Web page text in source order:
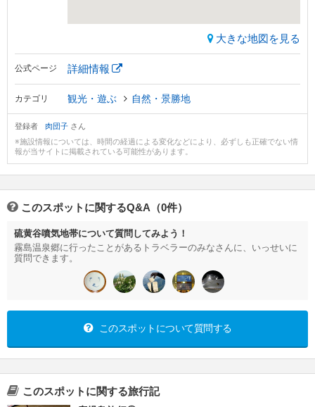
大きな地図を見る
公式ページ 詳細情報
カテゴリ 観光・遊ぶ 自然・景勝地
登録者 肉団子 さん
※施設情報については、時間の経過による変化などにより、必ずしも正確でない情
報が当サイトに掲載されている可能性があります。
このスポットに関するQ&A（0件）
硫黄谷噴気地帯について質問してみよう！
霧島温泉郷に行ったことがあるトラベラーのみなさんに、いっせいに
質問できます。
このスポットについて質問する
このスポットに関する旅行記